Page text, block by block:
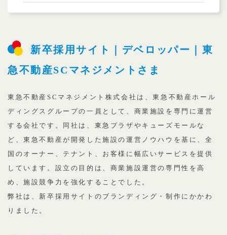
新卒採用サイト｜デベロッパー｜東
急不動産SCマネジメントさま
東急不動産SCマネジメント株式会社は、東急不動産ホール
ディングスグループの一員として、商業施設を専門に運営
する会社です。同社は、東急プラザやキューズモールな
ど、東急不動産が開発した施設の運営ノウハウを基に、全
国のオーナー、テナント、お客様に幅広いサービスを提供
しています。設立の目的は、商業施設運営の専門性を高
め、施設競争力を強化することでした。
弊社は、新卒採用サイトのブランディング・制作にかかわ
りました。